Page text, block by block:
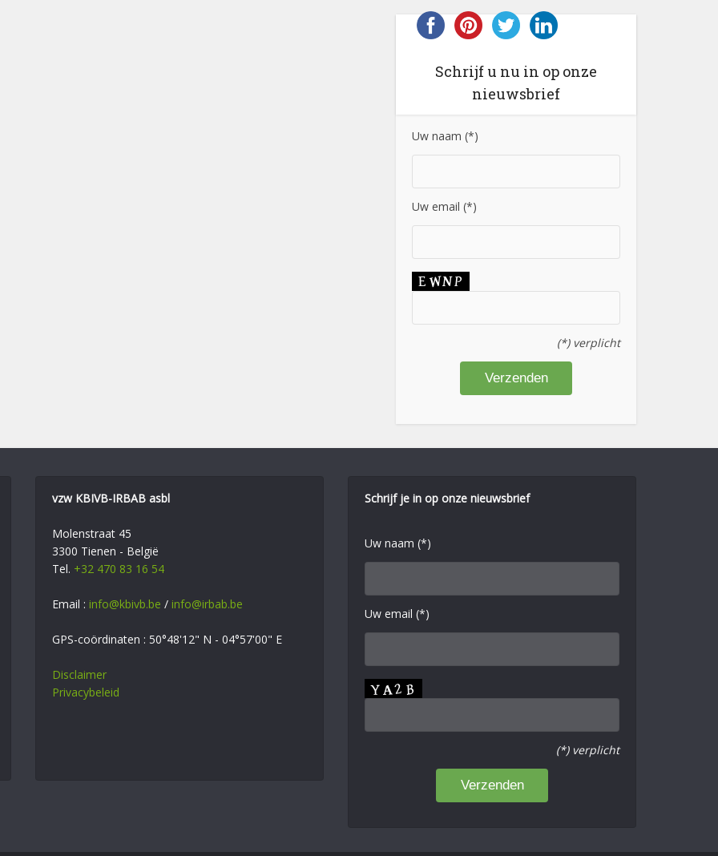
Schrijf u nu in op onze
nieuwsbrief
Uw naam (*)
Uw email (*)
(*) verplicht
vzw KBIVB-IRBAB asbl
Molenstraat 45
3300 Tienen - België
Tel. +32 470 83 16 54
Email : info@kbivb.be / info@irbab.be
GPS-coördinaten : 50°48'12" N - 04°57'00" E
Disclaimer
Privacybeleid
Schrijf je in op onze nieuwsbrief
Uw naam (*)
Uw email (*)
(*) verplicht